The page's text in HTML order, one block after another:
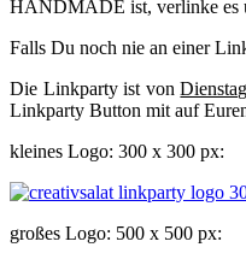
HANDMADE ist, verlinke es
Falls Du noch nie an einer
Die Linkparty ist von
Linkparty Button mit auf
kleines Logo: 300 x 300 px:
großes Logo: 500 x 500 px: